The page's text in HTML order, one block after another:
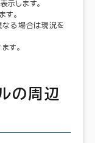
示します。
。
なる場合は現況を
す。
の周辺